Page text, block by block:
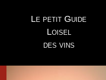
Le petit Guide
Loisel
des vins